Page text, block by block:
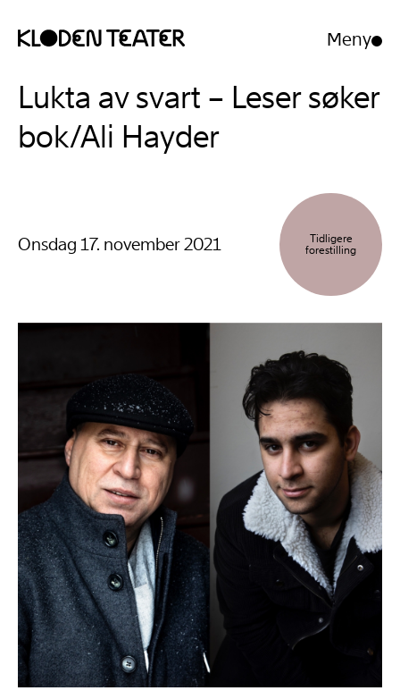
Hopp
innhold
Hopp
navigasjon
Meny
Åpne/
Lukta av svart – Leser søker
bok/Ali Hayder
Onsdag 17. november 2021
Tidligere
forestilling